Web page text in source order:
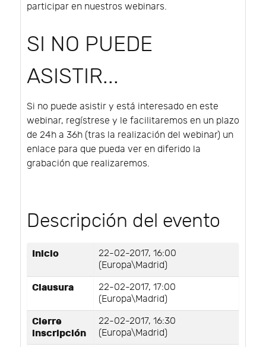
participar en nuestros webinars.
SI NO PUEDE
ASISTIR...
Si no puede asistir y está interesado en este
webinar, regístrese y le facilitaremos en un plazo
de 24h a 36h (tras la realización del webinar) un
enlace para que pueda ver en diferido la
grabación que realizaremos.
Descripción del evento
Inicio
22-02-2017, 16:00
(Europa\Madrid)
Clausura
22-02-2017, 17:00
(Europa\Madrid)
Cierre
inscripción
22-02-2017, 16:30
(Europa\Madrid)